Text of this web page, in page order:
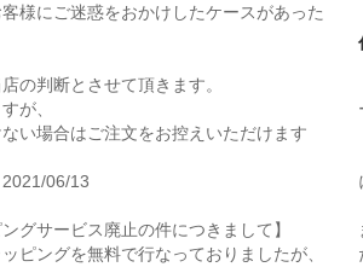
様にご迷惑をおかけしたケースがあった
の判断とさせて頂きます。
が、
い場合はご注文をお控えいただけます
06/13
グサービス廃止の件につきまして】
ピングを無料で行なっておりましたが、